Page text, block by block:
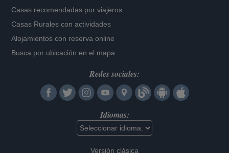
Casas recomendadas por viajeros
Casas Rurales con actividades
Alojamientos con reserva online
Busca por ubicación en el mapa
Redes sociales:
Idiomas:
Versión clásica